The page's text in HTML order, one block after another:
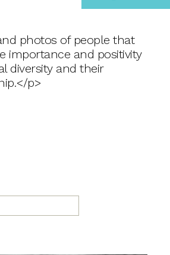
photos of people that
importance and positivity
diversity and their
p>